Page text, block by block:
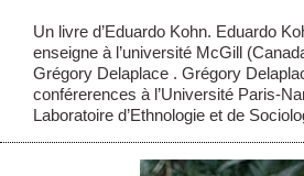
Un livre d’Eduardo Kohn. Eduardo
enseigne à l’université McGill
Grégory Delaplace . Grégory
conférerences à l’Université Paris-
Laboratoire d’Ethnologie et de